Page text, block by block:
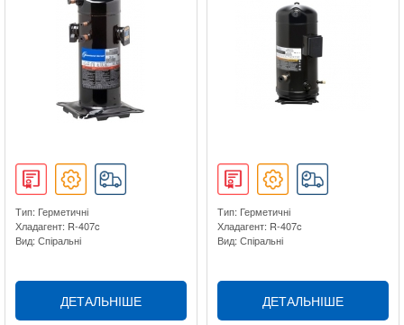
Тип: Герметичні
Хладагент: R-407c
Вид: Спіральні
ДЕТАЛЬНІШЕ
Тип: Герметичні
Хладагент: R-407c
Вид: Спіральні
ДЕТАЛЬНІШЕ